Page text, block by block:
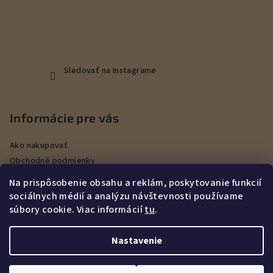
Na prispôsobenie obsahu a reklám, poskytovanie funkcií
sociálnych médií a analýzu návštevnosti používame
súbory cookie. Viac informáciítu.
Nastavenie
Sledovať na Instagrame
Informácie pre vás
Ako nakupovať
Obchodné podmienky
Podmienky ochrany osobných údajov
Veľkoobchod
Kontakty
Upraviť nastavenie cookies